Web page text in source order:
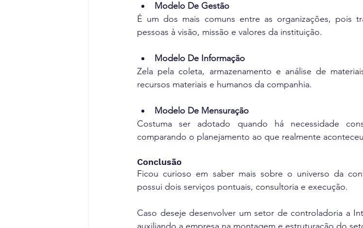
Modelo De Gestão
É um dos mais comuns entre as organizações, pois
pessoas à visão, missão e valores da instituição.
Modelo De Informação
Zela pela coleta, armazenamento e análise de
recursos materiais e humanos da companhia.
Modelo De Mensuração
Costuma ser adotado quando há necessidade
comparando o planejamento ao que realmente
Conclusão
Ficou curioso em saber mais sobre o universo da
possui dois serviços pontuais, consultoria e execução.
Caso deseje desenvolver um setor de controladoria a